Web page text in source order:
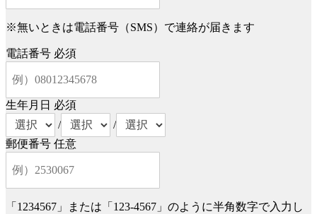
※無いときは電話番号（SMS）で連絡が届きます
電話番号 必須
生年月日 必須
/
/
郵便番号 任意
「1234567」または「123-4567」のように半角数字で入力し